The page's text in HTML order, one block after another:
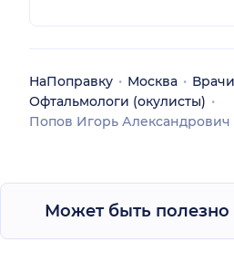
НаПоправку Москва
Врачи
Офтальмологи (окулисты)
Попов Игорь Александрович
Может быть полезно